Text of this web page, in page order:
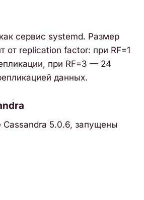
сервис systemd. Размер
от replication factor: при RF=1
при RF=3 — 24
данных.
Cassandra 5.0.6, запущены